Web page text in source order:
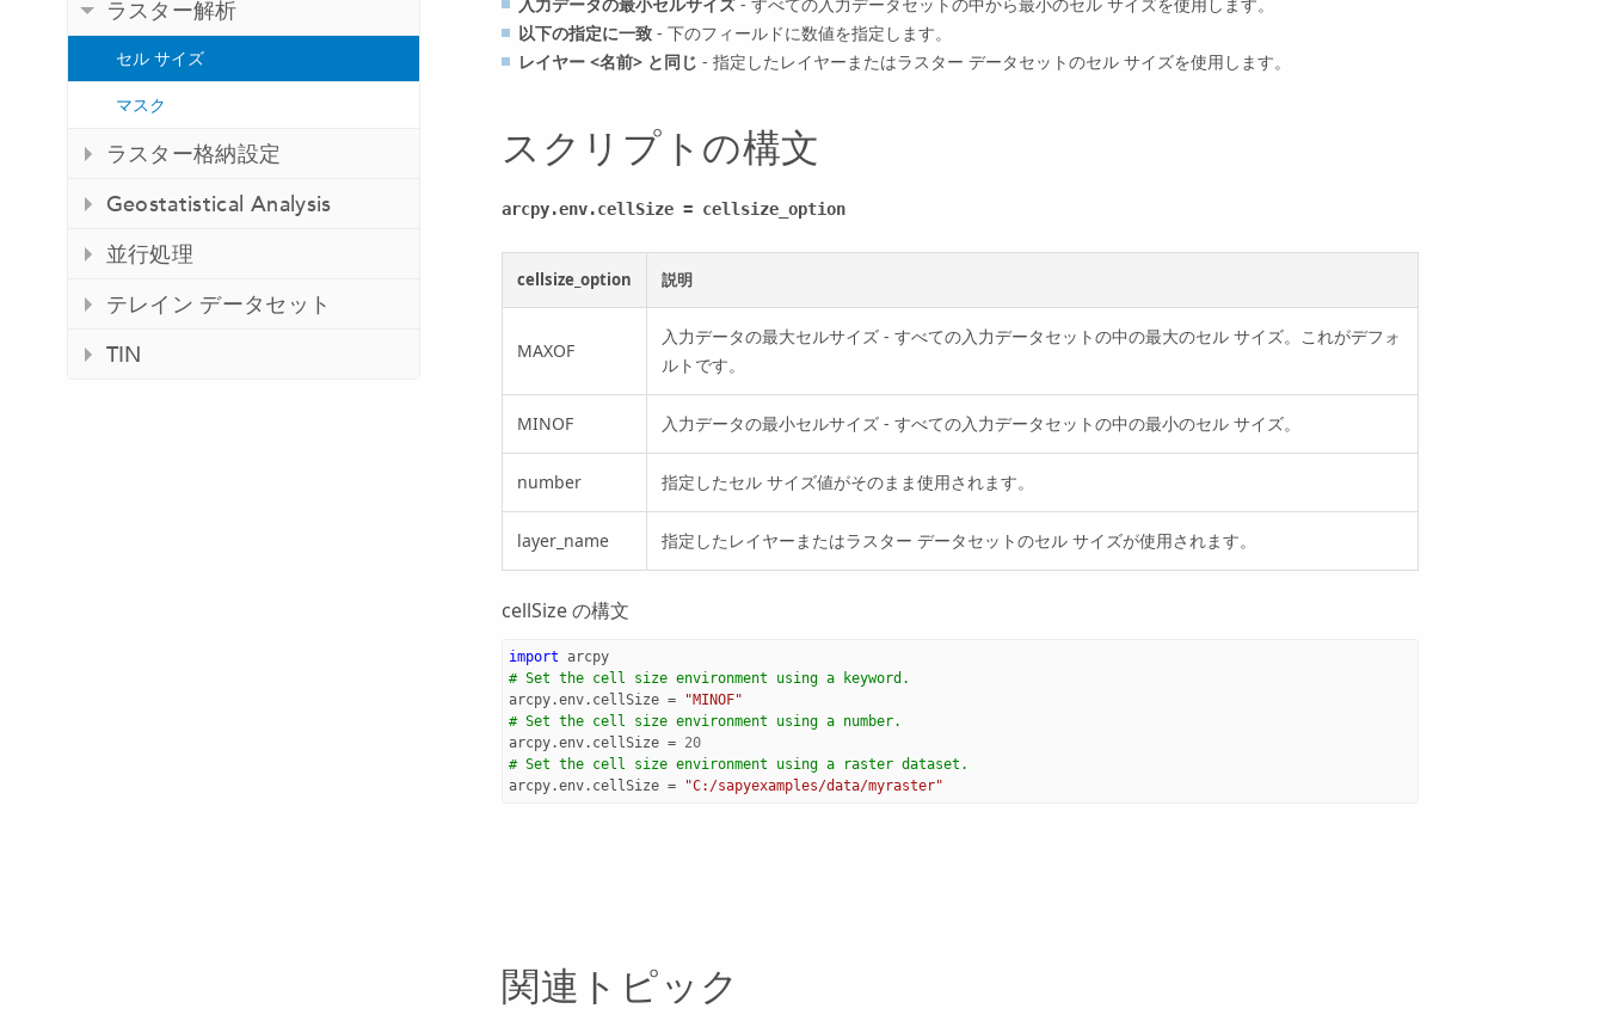
ラスター解析
セル サイズ
マスク
ラスター格納設定
Geostatistical Analysis
並行処理
テレイン データセット
TIN
以下の指定に一致 - 下のフィールドに数値を指定します。
レイヤー <名前> と同じ - 指定したレイヤーまたはラスター データセットのセル サイズを使用します。
スクリプトの構文
arcpy.env.cellSize = cellsize_option
cellsize_option 説明
MAXOF
入力データの最大セルサイズ - すべての入力データセットの中の最大のセル サイズ。これがデフォ
ルトです。
MINOF 入力データの最小セルサイズ - すべての入力データセットの中の最小のセル サイズ。
number 指定したセル サイズ値がそのまま使用されます。
layer_name 指定したレイヤーまたはラスター データセットのセル サイズが使用されます。
cellSize の構文
import arcpy
# Set the cell size environment using a keyword.
arcpy.env. cellSize =
"MINOF"
# Set the cell size environment using a number.
arcpy.env. cellSize = 20
# Set the cell size environment using a raster dataset.
arcpy.env. cellSize = "C:/sapyexamples/data/myraster"
関連トピック